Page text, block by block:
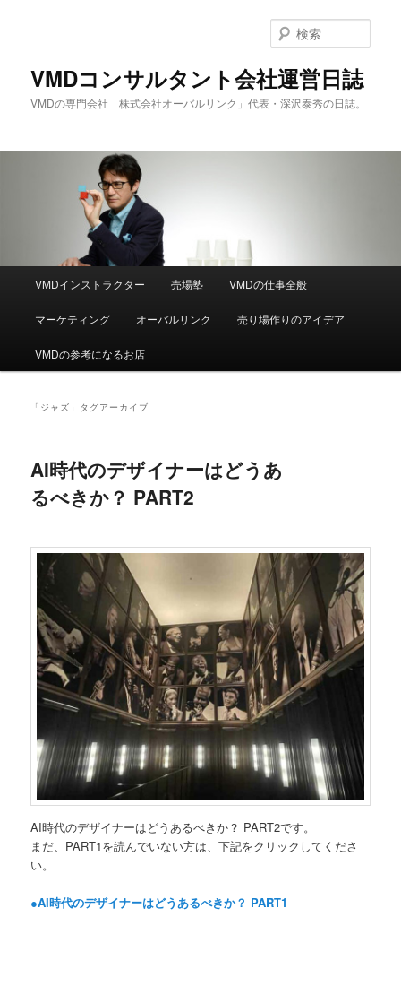
VMDコンサルタント会社運営日誌
VMDの専門会社「株式会社オーバルリンク」代表・深沢泰秀の日誌。
索
ュ
VMDインストラクター 売場塾 VMDの仕事全般
マーケティング オーバルリンク 売り場作りのアイデア
VMDの参考になるお店
「 ジャズ 」タグアーカイブ
AI時代のデザイナーはどうあ
るべきか？ PART2
AI時代のデザイナーはどうあるべきか？ PART2です。
まだ、PART1を読んでいない方は、下記をクリックしてくださ
い。
●AI時代のデザイナーはどうあるべきか？ PART1